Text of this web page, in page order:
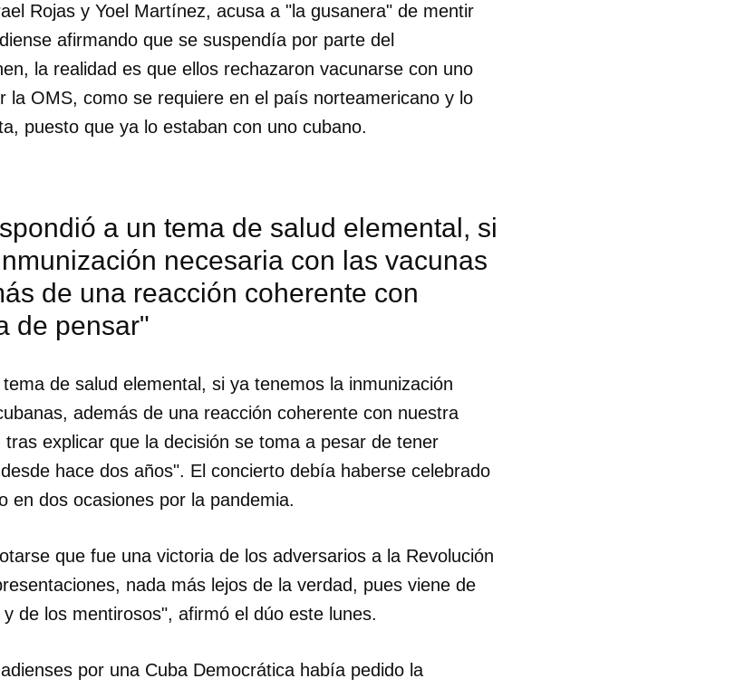
Rojas y Yoel Martínez, acusa a "la gusanera" de mentir
afirmando que se suspendía por parte del
la realidad es que ellos rechazaron vacunarse con uno
la OMS, como se requiere en el país norteamericano y lo
puesto que ya lo estaban con uno cubano.
a un tema de salud elemental, si
necesaria con las vacunas
de una reacción coherente con
de pensar"
de salud elemental, si ya tenemos la inmunización
además de una reacción coherente con nuestra
explicar que la decisión se toma a pesar de tener
hace dos años". El concierto debía haberse celebrado
en dos ocasiones por la pandemia.
que fue una victoria de los adversarios a la Revolución
nada más lejos de la verdad, pues viene de
de los mentirosos", afirmó el dúo este lunes.
por una Cuba Democrática había pedido la